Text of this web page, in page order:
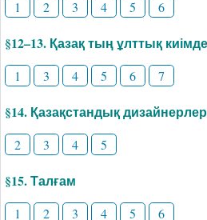
1 2 3 4 5 6
§12–13. Қазақ тың ұлттық
1 3 4 5 6 7
§14. Қазақстандық дизайнерлер
2 3 4 5
§15. Талғам
1 2 3 4 5 6